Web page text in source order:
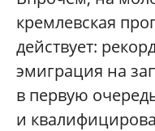
кремлевская
действует:
эмиграция на
в первую
и